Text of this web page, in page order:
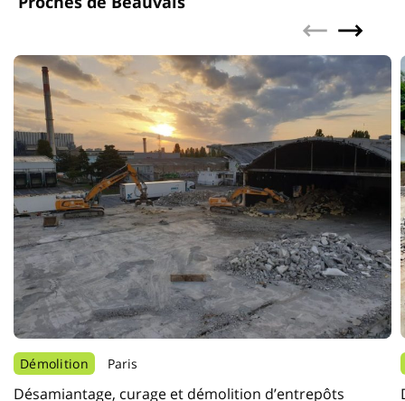
Démolition Paris
Désamiantage, curage et démolition d’entrepôts